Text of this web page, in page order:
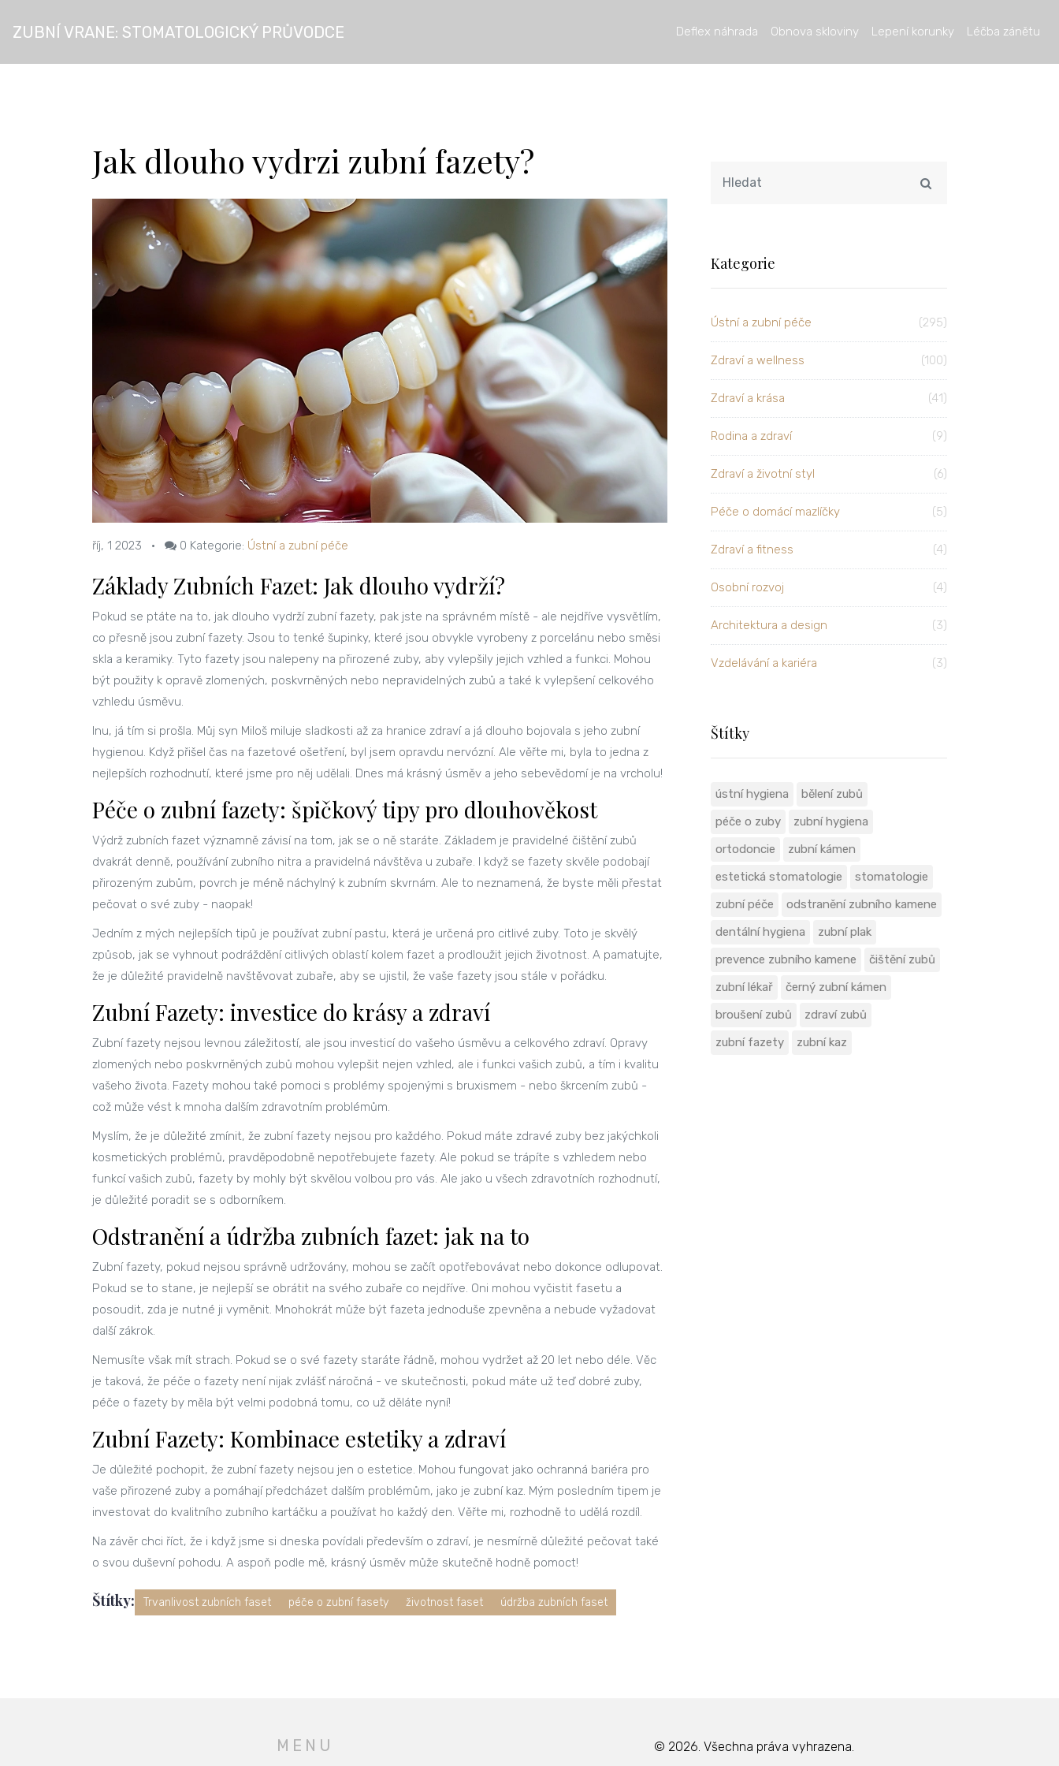
ZUBNÍ VRANE: STOMATOLOGICKÝ PRŮVODCE Deflex náhrada Obnova skloviny Lepení korunky Léčba zánětu
Jak dlouho vydrzi zubní fazety?
říj, 1 2023 • 0 Kategorie: Ústní a zubní péče
Základy Zubních Fazet: Jak dlouho vydrží?
Pokud se ptáte na to, jak dlouho vydrží zubní fazety, pak jste na správném místě - ale nejdříve vysvětlím,
co přesně jsou zubní fazety. Jsou to tenké šupinky, které jsou obvykle vyrobeny z porcelánu nebo směsi
skla a keramiky. Tyto fazety jsou nalepeny na přirozené zuby, aby vylepšily jejich vzhled a funkci. Mohou
být použity k opravě zlomených, poskvrněných nebo nepravidelných zubů a také k vylepšení celkového
vzhledu úsměvu.
Inu, já tím si prošla. Můj syn Miloš miluje sladkosti až za hranice zdraví a já dlouho bojovala s jeho zubní
hygienou. Když přišel čas na fazetové ošetření, byl jsem opravdu nervózní. Ale věřte mi, byla to jedna z
nejlepších rozhodnutí, které jsme pro něj udělali. Dnes má krásný úsměv a jeho sebevědomí je na vrcholu!
Péče o zubní fazety: špičkový tipy pro dlouhověkost
Výdrž zubních fazet významně závisí na tom, jak se o ně staráte. Základem je pravidelné čištění zubů
dvakrát denně, používání zubního nitra a pravidelná návštěva u zubaře. I když se fazety skvěle podobají
přirozeným zubům, povrch je méně náchylný k zubním skvrnám. Ale to neznamená, že byste měli přestat
pečovat o své zuby - naopak!
Jedním z mých nejlepších tipů je používat zubní pastu, která je určená pro citlivé zuby. Toto je skvělý
způsob, jak se vyhnout podráždění citlivých oblastí kolem fazet a prodloužit jejich životnost. A pamatujte,
že je důležité pravidelně navštěvovat zubaře, aby se ujistil, že vaše fazety jsou stále v pořádku.
Zubní Fazety: investice do krásy a zdraví
Zubní fazety nejsou levnou záležitostí, ale jsou investicí do vašeho úsměvu a celkového zdraví. Opravy
zlomených nebo poskvrněných zubů mohou vylepšit nejen vzhled, ale i funkci vašich zubů, a tím i kvalitu
vašeho života. Fazety mohou také pomoci s problémy spojenými s bruxismem - nebo škrcením zubů -
což může vést k mnoha dalším zdravotním problémům.
Myslím, že je důležité zmínit, že zubní fazety nejsou pro každého. Pokud máte zdravé zuby bez jakýchkoli
kosmetických problémů, pravděpodobně nepotřebujete fazety. Ale pokud se trápíte s vzhledem nebo
funkcí vašich zubů, fazety by mohly být skvělou volbou pro vás. Ale jako u všech zdravotních rozhodnutí,
je důležité poradit se s odborníkem.
Odstranění a údržba zubních fazet: jak na to
Zubní fazety, pokud nejsou správně udržovány, mohou se začít opotřebovávat nebo dokonce odlupovat.
Pokud se to stane, je nejlepší se obrátit na svého zubaře co nejdříve. Oni mohou vyčistit fasetu a
posoudit, zda je nutné ji vyměnit. Mnohokrát může být fazeta jednoduše zpevněna a nebude vyžadovat
další zákrok.
Nemusíte však mít strach. Pokud se o své fazety staráte řádně, mohou vydržet až 20 let nebo déle. Věc
je taková, že péče o fazety není nijak zvlášť náročná - ve skutečnosti, pokud máte už teď dobré zuby,
péče o fazety by měla být velmi podobná tomu, co už děláte nyní!
Zubní Fazety: Kombinace estetiky a zdraví
Je důležité pochopit, že zubní fazety nejsou jen o estetice. Mohou fungovat jako ochranná bariéra pro
vaše přirozené zuby a pomáhají předcházet dalším problémům, jako je zubní kaz. Mým posledním tipem je
investovat do kvalitního zubního kartáčku a používat ho každý den. Věřte mi, rozhodně to udělá rozdíl.
Na závěr chci říct, že i když jsme si dneska povídali především o zdraví, je nesmírně důležité pečovat také
o svou duševní pohodu. A aspoň podle mě, krásný úsměv může skutečně hodně pomoct!
Štítky: Trvanlivost zubních faset péče o zubní fasety životnost faset údržba zubních faset
Kategorie
Ústní a zubní péče (295)
Zdraví a wellness (100)
Zdraví a krása (41)
Rodina a zdraví (9)
Zdraví a životní styl (6)
Péče o domácí mazlíčky (5)
Zdraví a fitness (4)
Osobní rozvoj (4)
Architektura a design (3)
Vzdelávání a kariéra (3)
Štítky
ústní hygiena
bělení zubů
péče o zuby
zubní hygiena
ortodoncie
zubní kámen
estetická stomatologie
stomatologie
zubní péče
odstranění zubního kamene
dentální hygiena
zubní plak
prevence zubního kamene
čištění zubů
zubní lékař
černý zubní kámen
broušení zubů
zdraví zubů
zubní fazety
zubní kaz
MENU © 2026. Všechna práva vyhrazena.